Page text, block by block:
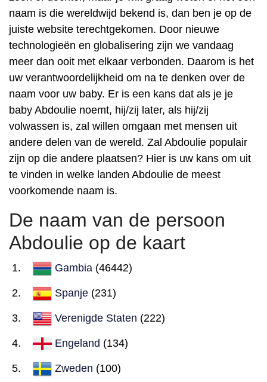
naam is die wereldwijd bekend is, dan ben je op de
juiste website terechtgekomen. Door nieuwe
technologieën en globalisering zijn we vandaag
meer dan ooit met elkaar verbonden. Daarom is het
uw verantwoordelijkheid om na te denken over de
naam voor uw baby. Er is een kans dat als je je
baby Abdoulie noemt, hij/zij later, als hij/zij
volwassen is, zal willen omgaan met mensen uit
andere delen van de wereld. Zal Abdoulie populair
zijn op die andere plaatsen? Hier is uw kans om uit
te vinden in welke landen Abdoulie de meest
voorkomende naam is.
De naam van de persoon
Abdoulie op de kaart
Gambia (46442)
Spanje (231)
Verenigde Staten (222)
Engeland (134)
Zweden (100)